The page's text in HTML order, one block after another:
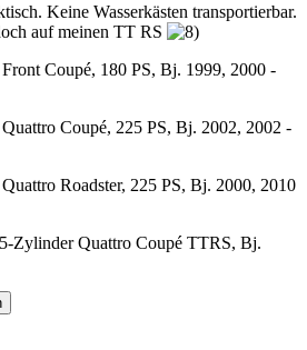
Keine Wasserkästen transportierbar.
auf meinen TT RS
Coupé, 180 PS, Bj. 1999, 2000 -
Coupé, 225 PS, Bj. 2002, 2002 -
Roadster, 225 PS, Bj. 2000, 2010
Zylinder Quattro Coupé TTRS, Bj.